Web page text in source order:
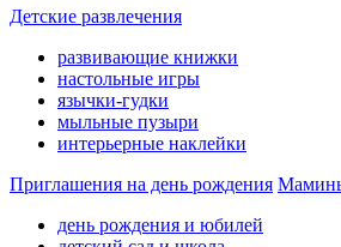
Детские развлечения
развивающие книжки
настольные игры
язычки-гудки
мыльные пузыри
интерьерные наклейки
Приглашения на день рождения
день рождения и юбилей